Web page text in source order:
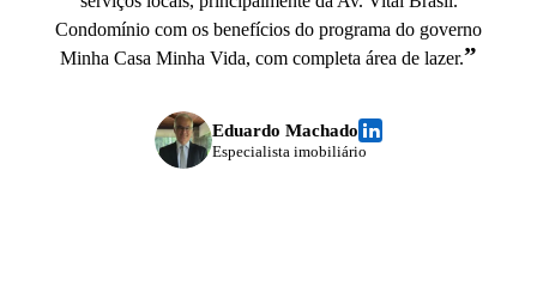
Condomínio com os benefícios do programa do governo
Minha Casa Minha Vida, com completa área de lazer.”
Eduardo Machado
Especialista imobiliário